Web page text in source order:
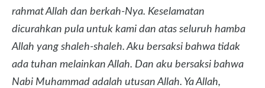
rahmat Allah dan berkah-Nya. Keselamatan
dicurahkan pula untuk kami dan atas seluruh hamba
Allah yang shaleh-shaleh. Aku bersaksi bahwa tidak
ada tuhan melainkan Allah. Dan aku bersaksi bahwa
Nabi Muhammad adalah utusan Allah. Ya Allah,